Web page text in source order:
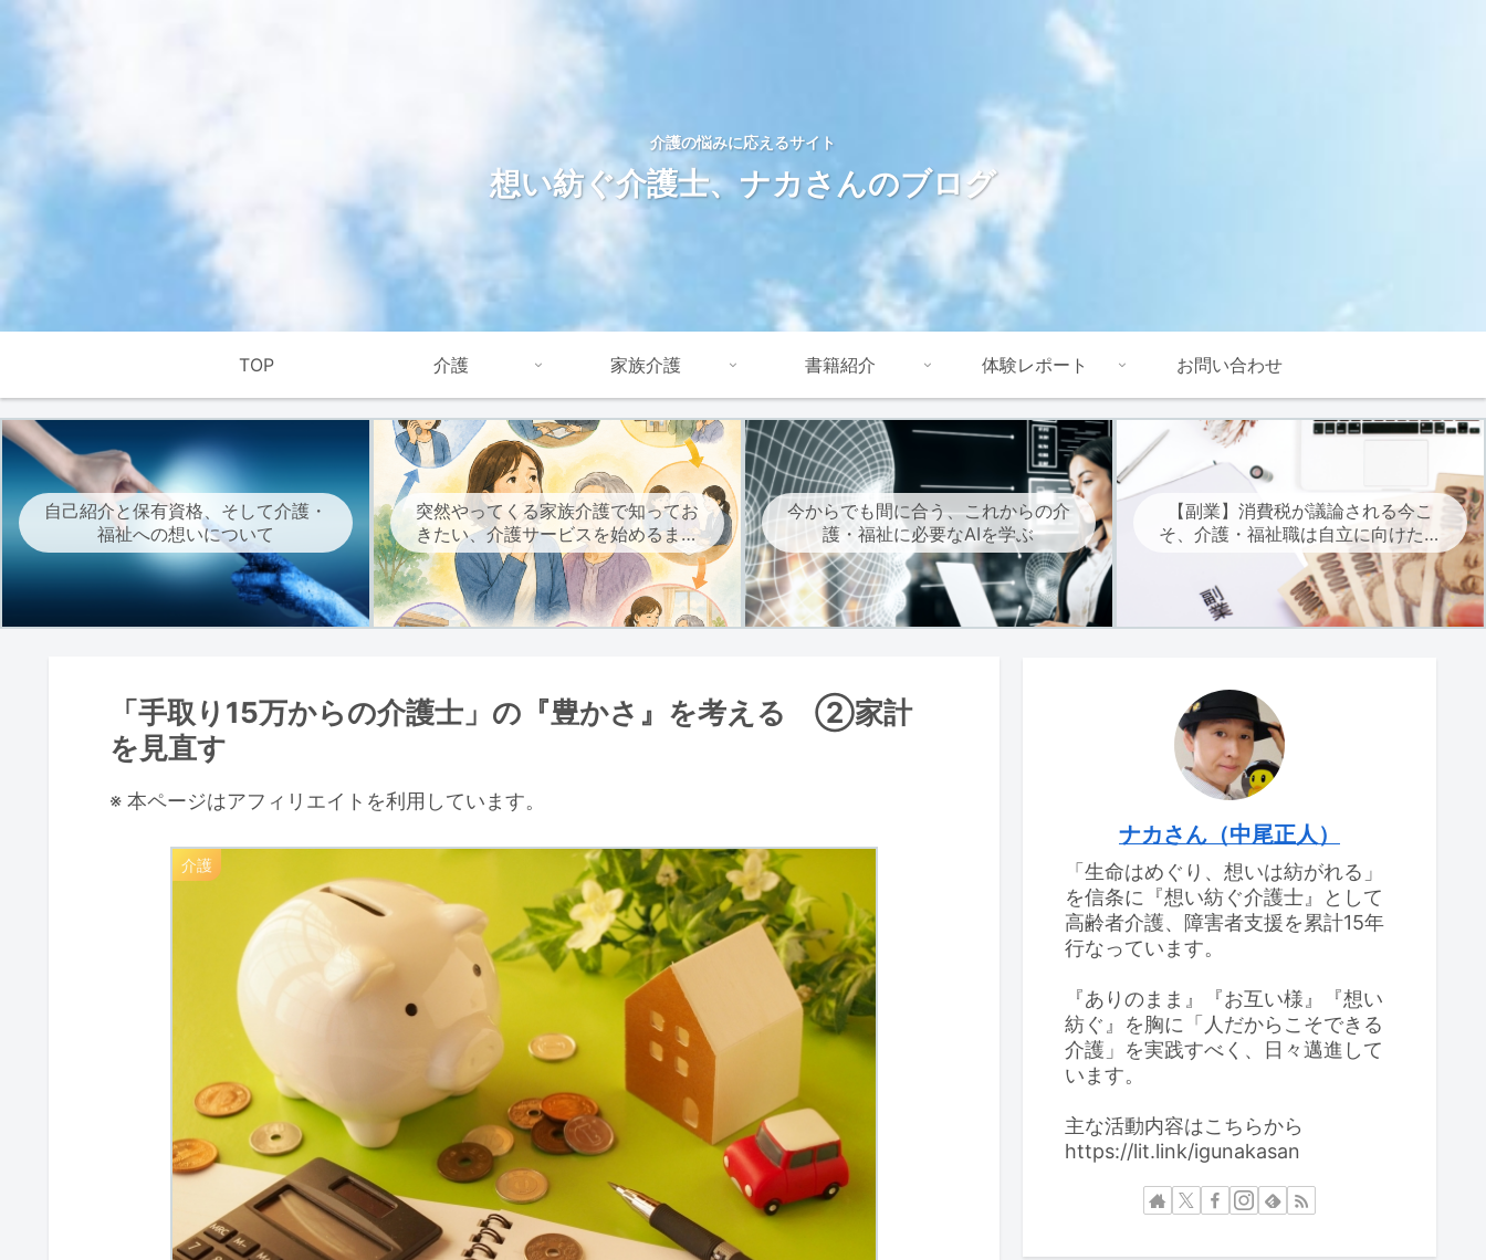
介護の悩みに応えるサイト
想い紡ぐ介護士、ナカさんのブログ
TOP 介護 家族介護 書籍紹介 体験レポート お問い合わせ
自己紹介と保有資格、そして介護・
福祉への想いについて
突然やってくる家族介護で知ってお
きたい、介護サービスを始めるまで
の流れ
今からでも間に合う、これからの介
護・福祉に必要なAIを学ぶ
【副業】消費税が議論される今こ
そ、介護・福祉職は自立に向けた副
業を考えよう
「手取り15万からの介護士」の『豊かさ』を考える ②家計
を見直す
※ 本ページはアフィリエイトを利用しています。
介護
ナカさん（中尾正人）
「生命はめぐり、想いは紡がれる」
を信条に『想い紡ぐ介護士』として
高齢者介護、障害者支援を累計15年
行なっています。
『ありのまま』『お互い様』『想い
紡ぐ』を胸に「人だからこそできる
介護」を実践すべく、日々邁進して
います。
主な活動内容はこちらから
https://lit.link/igunakasan